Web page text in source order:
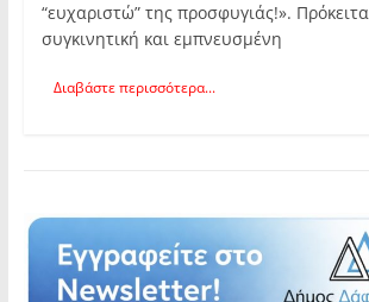
“ευχαριστώ” της προσφυγιάς!».
συγκινητική και εμπνευσμένη
Διαβάστε περισσότερα...